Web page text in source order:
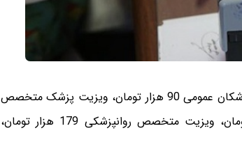
بر اساس ابلاغیه هیئت وزیران در بخش خصوصی ویزیت پزشکان عمومی 90 هزار تومان، ویزیت پزشک متخصص
135 هزار تومان، ویزیت پزشک فوق‌تخصص 172 هزار تومان، ویزیت متخصص روانپزشکی 179 هزار تومان،